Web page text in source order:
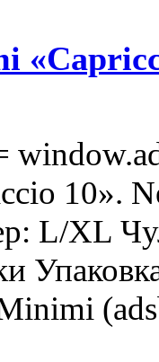
10».
L/XL